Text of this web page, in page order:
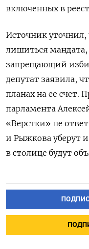
включенных в
Источник
лишиться мандата,
запрещающий
депутат заявила,
планах на ее счет.
парламента
«Верстки» не
и Рыжкова уберут
в столице будут